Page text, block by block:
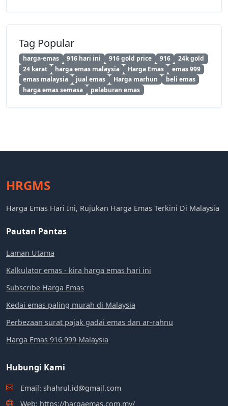
Tag Popular
harga-emas 916 hari ini 916 gold price 916
24k gold
24 karat
harga emas malaysia Harga Emas
emas 999
emas malaysia
jual emas Harga marhun
beli emas
harga emas semasa
pelaburan emas
HRGMS
Harga Emas Hari Ini, Rujukan Harga Emas Terkini Di Malaysia
Pautan Pantas
Laman Utama
Kalkulator emas - kira harga emas hari ini
Subscribe Harga Emas
Kedai emas paling murah di Malaysia
Perbezaan surat pajak gadai emas dan ar-rahnu
Harga Emas 916 999 Malaysia
Hubungi Kami
Email: shahrul.id@gmail.com
Web: https://hargaemas.com.my/